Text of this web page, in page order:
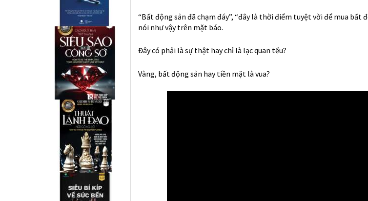
“Bất động sản đã chạm đáy”, “đây là thời điểm tuyệt vời để mua bất
nói như vậy trên mặt báo.
Đây có phải là sự thật hay chỉ là lạc quan tếu?
Vàng, bất động sản hay tiền mặt là vua?